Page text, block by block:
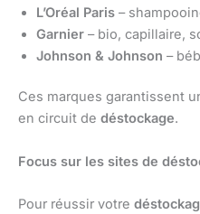
L’Oréal Paris –
Garnier – bio, capillaire,
Johnson & Johnson –
Ces marques garantissent
en circuit de déstockage.
Focus sur les sites de
Pour réussir votre